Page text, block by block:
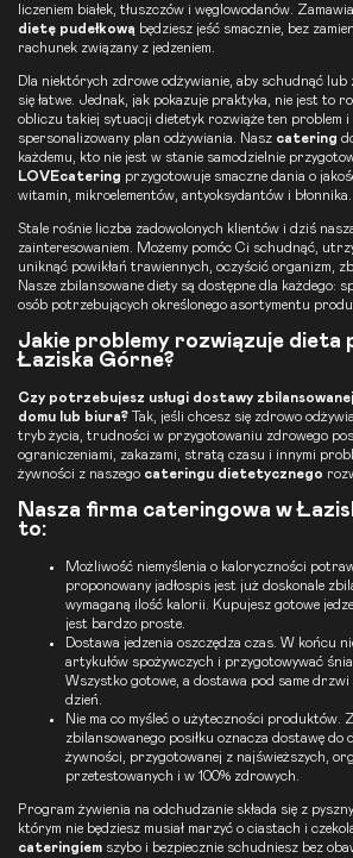
liczeniem białek, tłuszczów i węglowodanów.
dietę pudełkową będziesz jeść smacznie, bez
rachunek związany z jedzeniem.
Dla niektórych zdrowe odżywianie, aby schudnąć lub
się łatwe. Jednak, jak pokazuje praktyka, nie jest to
obliczu takiej sytuacji dietetyk rozwiąże ten problem i
spersonalizowany plan odżywiania. Nasz catering
każdemu, kto nie jest w stanie samodzielnie
LOVEcatering przygotowuje smaczne dania o
witamin, mikroelementów, antyoksydantów i błonnika.
Stale rośnie liczba zadowolonych klientów i dziś
zainteresowaniem. Możemy pomóc Ci schudnąć,
uniknąć powikłań trawiennych, oczyścić organizm,
Nasze zbilansowane diety są dostępne dla każdego:
osób potrzebujących określonego asortymentu
Jakie problemy rozwiązuje dieta
Łaziska Górne?
Czy potrzebujesz usługi dostawy
domu lub biura? Tak, jeśli chcesz się zdrowo
tryb życia, trudności w przygotowaniu zdrowego
ograniczeniami, zakazami, stratą czasu i innymi
żywności z naszego cateringu dietetycznego
Nasza firma cateringowa w
to:
Możliwość niemyślenia o kaloryczności
proponowany jadłospis jest już doskonale
wymaganą ilość kalorii. Kupujesz gotowe
jest bardzo proste.
Dostawa jedzenia oszczędza czas. W końcu
artykułów spożywczych i przygotowywać
Wszystko gotowe, a dostawa pod same drzwi
dzień.
Nie ma co myśleć o użyteczności produktów.
zbilansowanego posiłku oznacza dostawę
żywności, przygotowanej z najświeższych,
przetestowanych i w 100% zdrowych.
Program żywienia na odchudzanie składa się z
którym nie będziesz musiał marzyć o ciastach i
cateringiem szybo i bezpiecznie schudniesz bez